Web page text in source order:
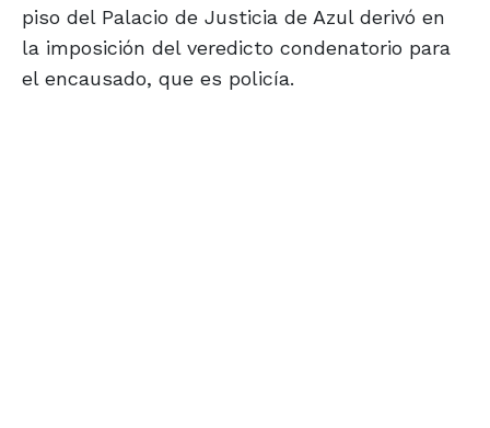
piso del Palacio de Justicia de Azul derivó en
la imposición del veredicto condenatorio para
el encausado, que es policía.